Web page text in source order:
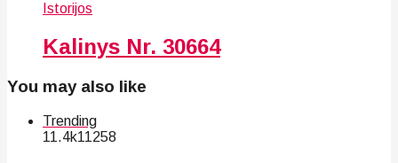
Istorijos
Kalinys Nr. 30664
You may also like
Trending
11.4k11258